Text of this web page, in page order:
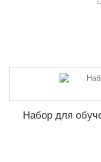
Набор для